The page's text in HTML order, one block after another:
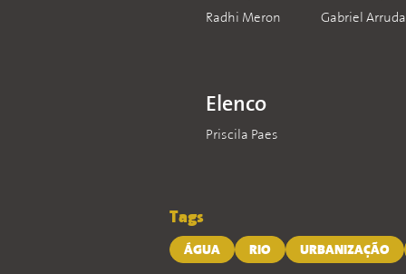
Radhi Meron Gabriel Arruda
Elenco
Priscila Paes
Tags
ÁGUA RIO URBANIZAÇÃO